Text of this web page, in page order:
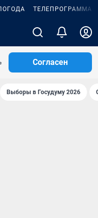
ТЕЛЕПРОГРАММА
Согласен
Выборы в Госудуму 2026